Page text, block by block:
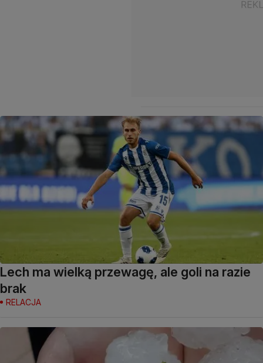
Lech ma wielką przewagę, ale goli na razie
brak
RELACJA